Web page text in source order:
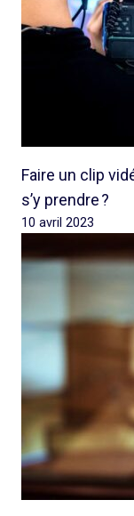
Faire un clip
s’y prendre ?
10 avril 2023